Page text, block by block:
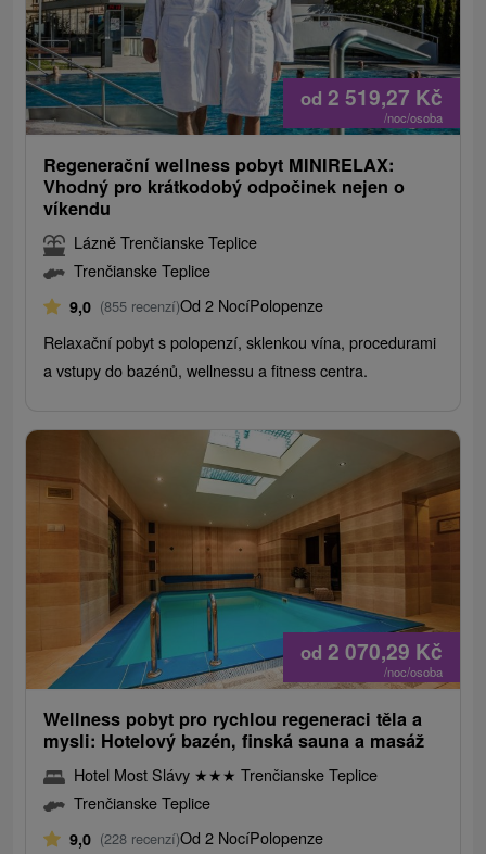
od 2 519,27 Kč
/noc/osoba
Regenerační wellness pobyt MINIRELAX:
Vhodný pro krátkodobý odpočinek nejen o
víkendu
Lázně Trenčianske Teplice
Trenčianske Teplice
9,0 (855 recenzí)Od 2 NocíPolopenze
Relaxační pobyt s polopenzí, sklenkou vína, procedurami
a vstupy do bazénů, wellnessu a fitness centra.
od 2 070,29 Kč
/noc/osoba
Wellness pobyt pro rychlou regeneraci těla a
mysli: Hotelový bazén, finská sauna a masáž
Hotel Most Slávy ★★★ Trenčianske Teplice
Trenčianske Teplice
9,0 (228 recenzí)Od 2 NocíPolopenze